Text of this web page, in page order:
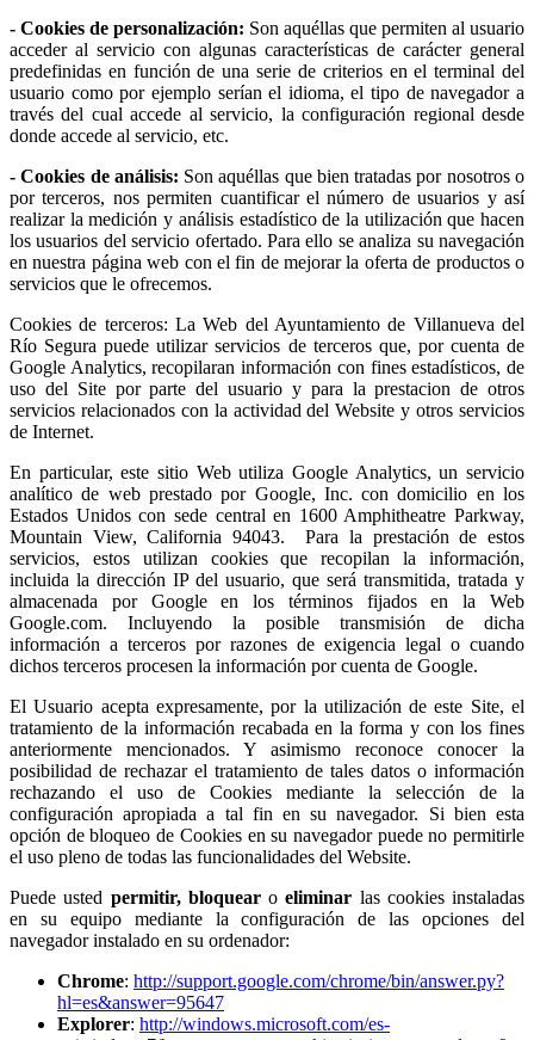
- Cookies de personalización: Son aquéllas que permiten al usuario
acceder al servicio con algunas características de carácter general
predefinidas en función de una serie de criterios en el terminal del
usuario como por ejemplo serían el idioma, el tipo de navegador a
través del cual accede al servicio, la configuración regional desde
donde accede al servicio, etc.
- Cookies de análisis: Son aquéllas que bien tratadas por nosotros o
por terceros, nos permiten cuantificar el número de usuarios y así
realizar la medición y análisis estadístico de la utilización que hacen
los usuarios del servicio ofertado. Para ello se analiza su navegación
en nuestra página web con el fin de mejorar la oferta de productos o
servicios que le ofrecemos.
Cookies de terceros: La Web del Ayuntamiento de Villanueva del
Río Segura puede utilizar servicios de terceros que, por cuenta de
Google Analytics, recopilaran información con fines estadísticos, de
uso del Site por parte del usuario y para la prestacion de otros
servicios relacionados con la actividad del Website y otros servicios
de Internet.
En particular, este sitio Web utiliza Google Analytics, un servicio
analítico de web prestado por Google, Inc. con domicilio en los
Estados Unidos con sede central en 1600 Amphitheatre Parkway,
Mountain View, California 94043. Para la prestación de estos
servicios, estos utilizan cookies que recopilan la información,
incluida la dirección IP del usuario, que será transmitida, tratada y
almacenada por Google en los términos fijados en la Web
Google.com. Incluyendo la posible transmisión de dicha
información a terceros por razones de exigencia legal o cuando
dichos terceros procesen la información por cuenta de Google.
El Usuario acepta expresamente, por la utilización de este Site, el
tratamiento de la información recabada en la forma y con los fines
anteriormente mencionados. Y asimismo reconoce conocer la
posibilidad de rechazar el tratamiento de tales datos o información
rechazando el uso de Cookies mediante la selección de la
configuración apropiada a tal fin en su navegador. Si bien esta
opción de bloqueo de Cookies en su navegador puede no permitirle
el uso pleno de todas las funcionalidades del Website.
Puede usted permitir, bloquearoeliminar las cookies instaladas
en su equipo mediante la configuración de las opciones del
navegador instalado en su ordenador:
Chrome: http://support.google.com/chrome/bin/answer.py?
hl=es&answer=95647
Explorer: http://windows.microsoft.com/es-